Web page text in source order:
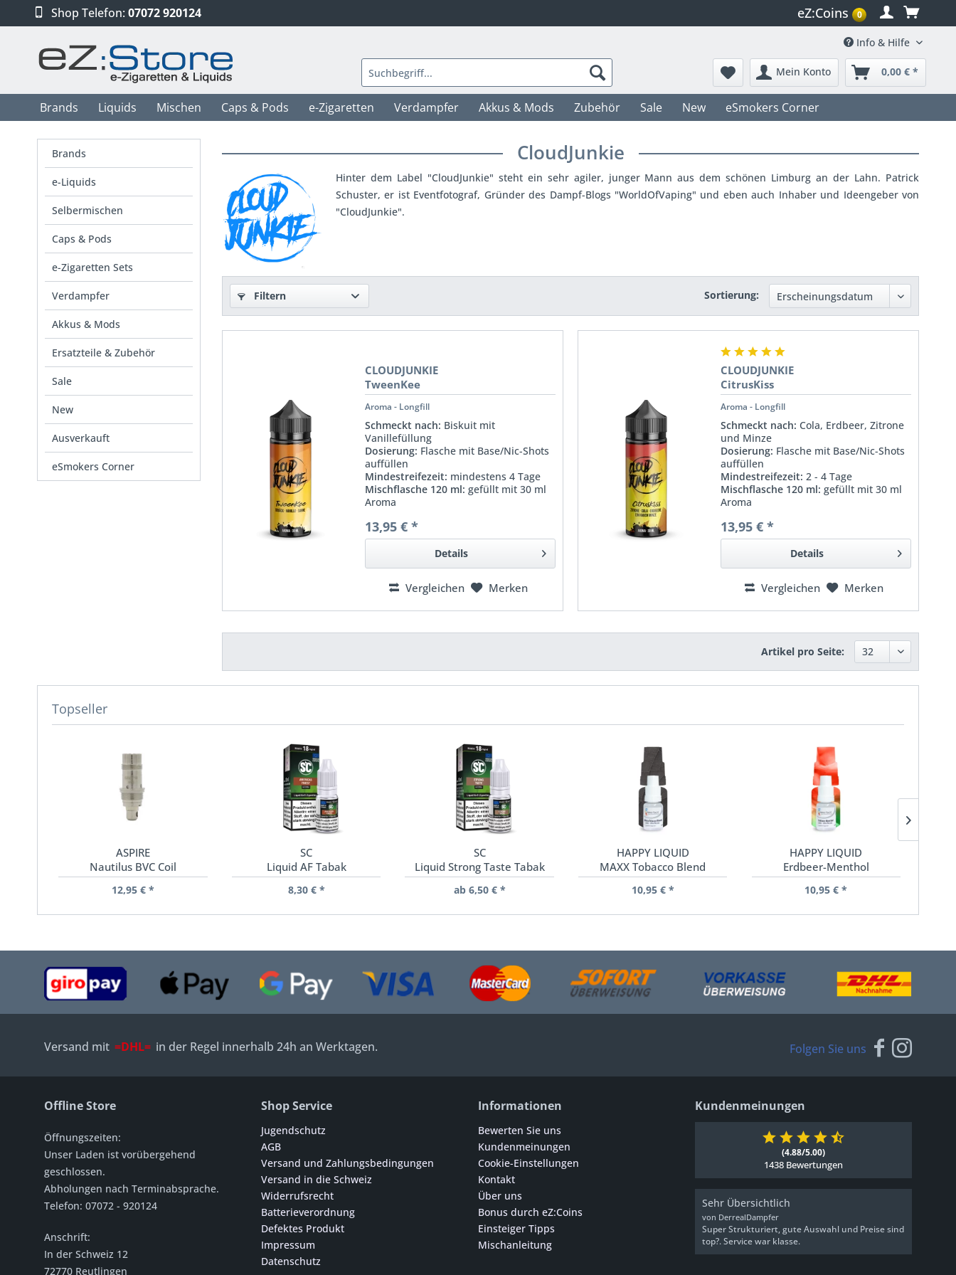
Shop Telefon: 07072 920124 eZ:Coins 0
Info & Hilfe
Mein Konto 0,00 € *
Brands Liquids Mischen Caps & Pods e-Zigaretten Verdampfer Akkus & Mods Zubehör Sale New eSmokers Corner
Brands
e-Liquids
Selbermischen
Caps & Pods
e-Zigaretten Sets
Verdampfer
Akkus & Mods
Ersatzteile & Zubehör
Sale
New
Ausverkauft
eSmokers Corner
CloudJunkie
Hinter dem Label "CloudJunkie" steht ein sehr agiler, junger Mann aus dem schönen Limburg an der Lahn. Patrick
Schuster, er ist Eventfotograf, Gründer des Dampf-Blogs "WorldOfVaping" und eben auch Inhaber und Ideengeber von
"CloudJunkie".
Filtern Sortierung:
CLOUDJUNKIE
TweenKee
Aroma - Longfill
Schmeckt nach: Biskuit mit
Vanillefüllung
Dosierung: Flasche mit Base/Nic-Shots
auffüllen
Mindestreifezeit: mindestens 4 Tage
Mischflasche 120 ml: gefüllt mit 30 ml
Aroma
13,95 € *
Details
Vergleichen Merken
CLOUDJUNKIE
CitrusKiss
Aroma - Longfill
Schmeckt nach: Cola, Erdbeer, Zitrone
und Minze
Dosierung: Flasche mit Base/Nic-Shots
auffüllen
Mindestreifezeit: 2 - 4 Tage
Mischflasche 120 ml: gefüllt mit 30 ml
Aroma
13,95 € *
Details
Vergleichen Merken
Artikel pro Seite:
Topseller
ASPIRE
Nautilus BVC Coil
12,95 € *
SC
Liquid AF Tabak
8,30 € *
SC
Liquid Strong Taste Tabak
ab 6,50 € *
HAPPY LIQUID
MAXX Tobacco Blend
10,95 € *
HAPPY LIQUID
Erdbeer-Menthol
10,95 € *
Versand mit =DHL= in der Regel innerhalb 24h an Werktagen. Folgen Sie uns
Offline Store
Öffnungszeiten:
Unser Laden ist vorübergehend
geschlossen.
Abholungen nach Terminabsprache.
Telefon: 07072 - 920124
Anschrift:
In der Schweiz 12
72770 Reutlingen
Shop Service
Jugendschutz
AGB
Versand und Zahlungsbedingungen
Versand in die Schweiz
Widerrufsrecht
Batterieverordnung
Defektes Produkt
Impressum
Datenschutz
Informationen
Bewerten Sie uns
Kundenmeinungen
Cookie-Einstellungen
Kontakt
Über uns
Bonus durch eZ:Coins
Einsteiger Tipps
Mischanleitung
Kundenmeinungen
(4.88/5.00)
1438 Bewertungen
Sehr Übersichtlich
von DerrealDampfer
Super Strukturiert, gute Auswahl und Preise sind
top?. Service war klasse.